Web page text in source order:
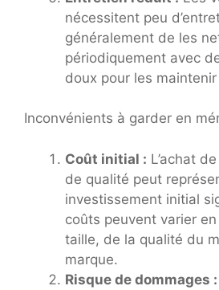
nécessitent peu
généralement de les
périodiquement avec
doux pour les
Inconvénients à garder en
Coût initial : L’achat
de qualité peut
investissement initial
coûts peuvent varier
taille, de la qualité du
marque.
Risque de dommages :